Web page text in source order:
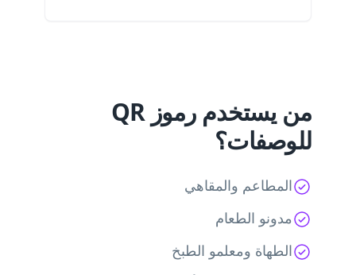
من يستخدم رموز QR
للوصفات؟
المطاعم والمقاهي
مدونو الطعام
الطهاة ومعلمو الطبخ